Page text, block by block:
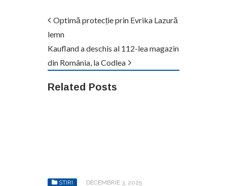
Optimă protecție prin Evrika Lazură
lemn
Kaufland a deschis al 112-lea magazin
din România, la Codlea
Related Posts
STIRI DECEMBRIE 3, 2025